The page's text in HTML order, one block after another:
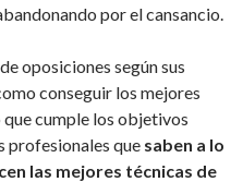
por el cansancio.
oposiciones según sus
conseguir los mejores
cumple los objetivos
profesionales que saben a lo
las mejores técnicas de